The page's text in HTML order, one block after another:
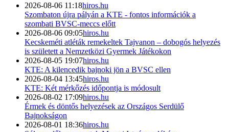
2026-08-06 11:18hiros.hu
Szombaton újra pályán a KTE - fontos információk a
szombati BVSC-meccs előtt
2026-08-06 09:05hiros.hu
Kecskeméti atléták remekeltek Tajvanon – dobogós helyezés
is született a Nemzetközi Gyermek Játékokon
2026-08-05 19:07hiros.hu
KTE: A kilencedik bajnoki jön a BVSC ellen
2026-08-04 13:45hiros.hu
KTE: Két mérkőzés időpontja is módosult
2026-08-02 17:09hiros.hu
Érmek és döntős helyezések az Országos Serdülő
Bajnokságon
2026-08-01 18:36hiros.hu